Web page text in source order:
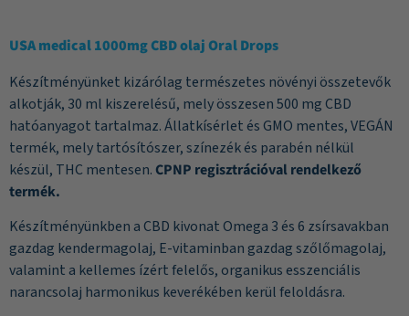
USA medical 1000mg CBD olaj Oral Drops
Készítményünket kizárólag természetes növényi összetevők
alkotják, 30 ml kiszerelésű, mely összesen 500 mg CBD
hatóanyagot tartalmaz. Állatkísérlet és GMO mentes, VEGÁN
termék, mely tartósítószer, színezék és parabén nélkül
készül, THC mentesen.CPNP regisztrációval rendelkező
termék.
Készítményünkben a CBD kivonat Omega 3 és 6 zsírsavakban
gazdag kendermagolaj, E-vitaminban gazdag szőlőmagolaj,
valamint a kellemes ízért felelős, organikus esszenciális
narancsolaj harmonikus keverékében kerül feloldásra.